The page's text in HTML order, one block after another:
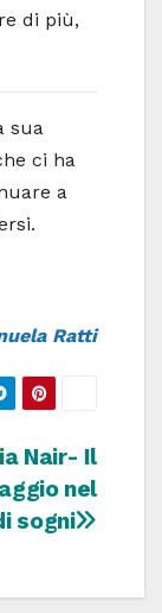
di più,
sua
ci ha
a
Ratti
Nair- Il
nel
sogni